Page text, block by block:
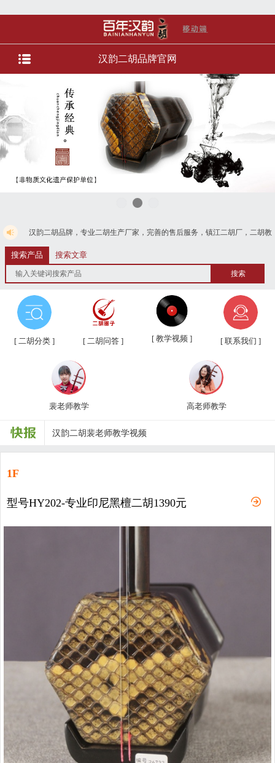
汉韵二胡品牌官网
品牌，专业二胡生产厂家，完善的售后服务，镇江二胡厂，二胡教学直播，直播选
。货到付款，免费电话4008728125
搜索产品 搜索文章
[ 二胡分类 ] [ 二胡问答 ] [ 教学视频 ] [ 联系我们 ]
裴老师教学 高老师教学
第三届“汉韵杯”中老年业余二胡友...
汉韵二胡教学视频教材、新琴应知应...
汉韵二胡高老师教学视频
汉韵二胡裴老师教学视频
汉韵二胡歌曲教学视频
二胡名曲免费下载
1F
型号HY202-专业印尼黑檀二胡1390元